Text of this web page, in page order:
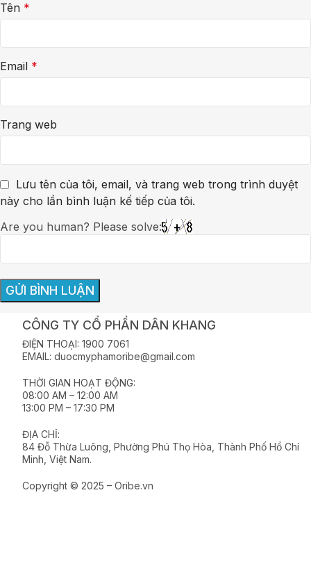
Tên *
Email *
Trang web
Lưu tên của tôi, email, và trang web trong trình duyệt
này cho lần bình luận kế tiếp của tôi.
Are you human? Please solve:
CÔNG TY CỔ PHẦN DÂN KHANG
ĐIỆN THOẠI: 1900 7061
EMAIL: duocmyphamoribe@gmail.com
THỜI GIAN HOẠT ĐỘNG:
08:00 AM – 12:00 AM
13:00 PM – 17:30 PM
ĐỊA CHỈ:
84 Đỗ Thừa Luông, Phường Phú Thọ Hòa, Thành Phố Hồ Chí
Minh, Việt Nam.
Copyright © 2025 – Oribe.vn